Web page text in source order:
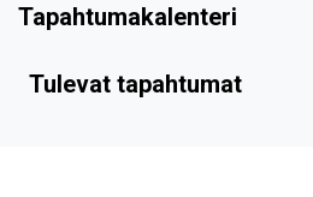
Tapahtumakalenteri
Tulevat tapahtumat